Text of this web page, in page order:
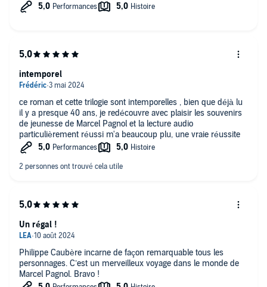
ce roman et cette trilogie sont intemporelles , bien que déjà lu
il y a presque 40 ans, je redécouvre avec plaisir les souvenirs
de jeunesse de Marcel Pagnol et la lecture audio
particulièrement réussi m'a beaucoup plu, une vraie réussite
intemporel
Philippe Caubère incarne de façon remarquable tous les
personnages. C’est un merveilleux voyage dans le monde de
Marcel Pagnol. Bravo !
Un régal !